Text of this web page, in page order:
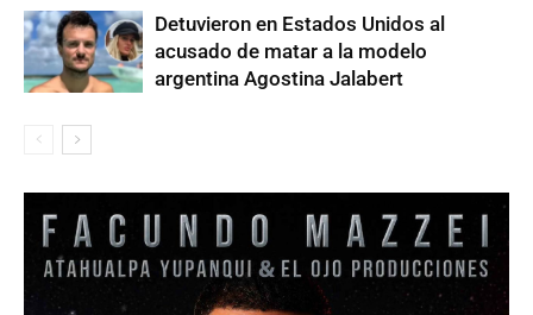
Detuvieron en Estados Unidos al
acusado de matar a la modelo
argentina Agostina Jalabert